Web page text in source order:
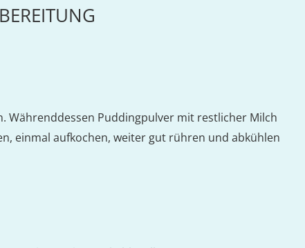
Währenddessen Puddingpulver mit restlicher Milch
einmal aufkochen, weiter gut rühren und abkühlen